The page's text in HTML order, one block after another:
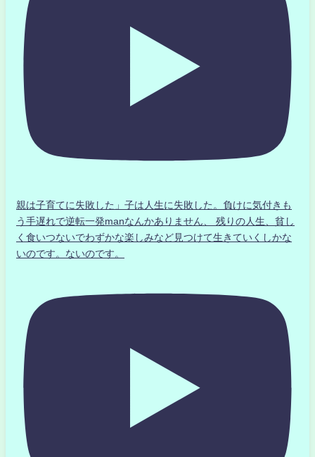
親は子育てに失敗した」子は人生に失敗した。負けに気付きも
う手遅れで逆転一発manなんかありません、 残りの人生、貧し
く食いつないでわずかな楽しみなど見つけて生きていくしかな
いのです。ないのです。